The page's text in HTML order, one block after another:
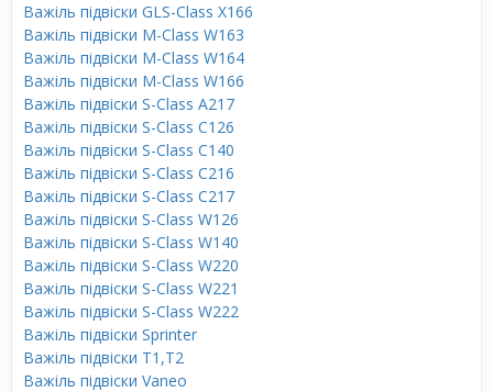
Важіль підвіски GLS-Class X166
Важіль підвіски M-Class W163
Важіль підвіски M-Class W164
Важіль підвіски M-Class W166
Важіль підвіски S-Class A217
Важіль підвіски S-Class C126
Важіль підвіски S-Class C140
Важіль підвіски S-Class C216
Важіль підвіски S-Class C217
Важіль підвіски S-Class W126
Важіль підвіски S-Class W140
Важіль підвіски S-Class W220
Важіль підвіски S-Class W221
Важіль підвіски S-Class W222
Важіль підвіски Sprinter
Важіль підвіски T1,T2
Важіль підвіски Vaneo